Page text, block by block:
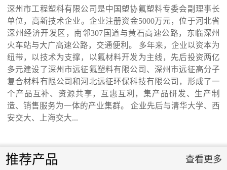
交通运输行业标准《桥梁支座用高分子材料
滑板》 送审稿审查会在京召开...
河北省科学院与远征环保科技有限公司能源
深州市工程塑料有限公司是中国塑协氟塑料专委会副理事长
单位，高新技术企业。企业注册资金5000万元，位于河北省
深州经济开发区，南邻307国道与黄石高速公路，东临深州
火车站与大广高速公路，交通便利。 多年来，企业以资本为
纽带，以技术为支撑，以氟材料开发为主线，先后投资两亿
多元建设了深州市远征氟塑料有限公司、深州市远征高分子
复合材料有限公司和河北远征环保科技有限公司，形成了一
个产品互补、资源共享，互惠互利，集产品研发、生产制
造、销售服务为一体的产业集群。 企业先后与清华大学、西
安交大、上海交大...
推荐产品 查看更多